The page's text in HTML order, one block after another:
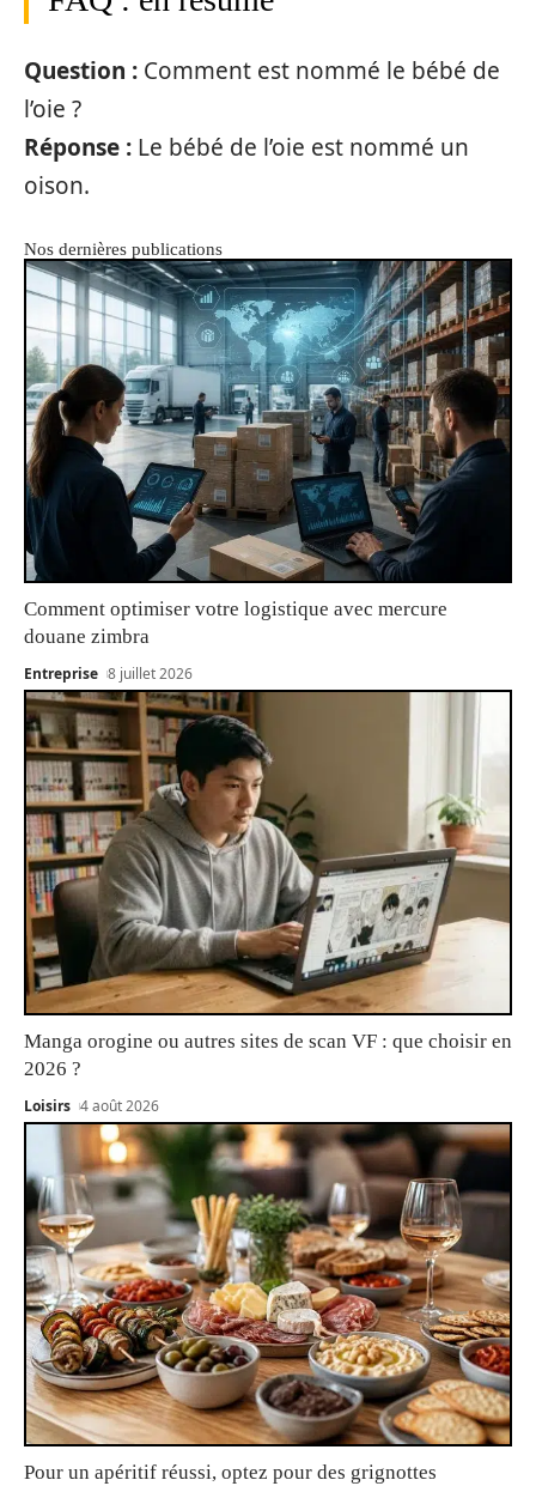
Question : Comment est nommé le bébé de
l’oie ?
Réponse : Le bébé de l’oie est nommé un
oison.
Nos dernières publications
Comment optimiser votre logistique avec mercure
douane zimbra
Entreprise 8 juillet 2026
Manga orogine ou autres sites de scan VF : que choisir en
2026 ?
Loisirs 4 août 2026
Pour un apéritif réussi, optez pour des grignottes